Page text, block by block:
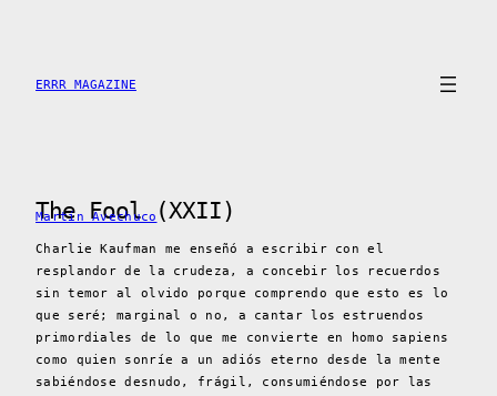
contenido
ERRR MAGAZINE
The Fool (XXII)
Martín Avechuco
Charlie Kaufman me enseñó a escribir con el
resplandor de la crudeza, a concebir los recuerdos
sin temor al olvido porque comprendo que esto es lo
que seré; marginal o no, a cantar los estruendos
primordiales de lo que me convierte en homo sapiens
como quien sonríe a un adiós eterno desde la mente
sabiéndose desnudo, frágil, consumiéndose por las